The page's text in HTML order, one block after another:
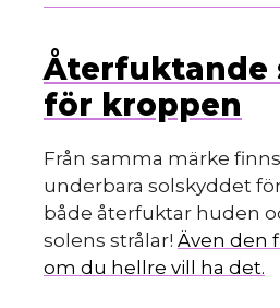
Återfuktande
för kroppen
Från samma märke
underbara solskyddet
både återfuktar huden
solens strålar! Även den
om du hellre vill ha det.